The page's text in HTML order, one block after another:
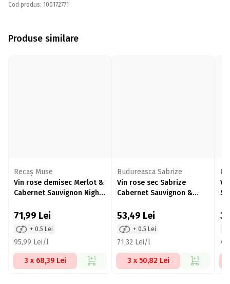
Cod produs: 100172771
Produse similare
Recaș Muse
Vin rose demisec Merlot &
Cabernet Sauvignon Night,
71,99 Lei
+ 0.5 Lei
95,99 Lei/l
3 x 68,39 Lei
Budureasca Sabrize
Vin rose sec Sabrize
Cabernet Sauvignon &
53,49 Lei
+ 0.5 Lei
71,32 Lei/l
3 x 50,82 Lei